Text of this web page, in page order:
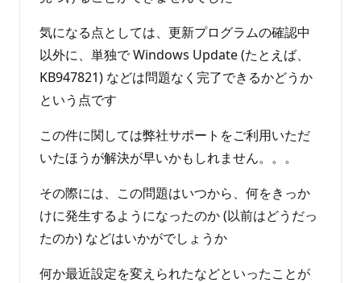
気になる点としては、更新プログラムの確認中
以外に、単独で Windows Update (たとえば、
KB947821) などは問題なく完了できるかどうか
という点です
この件に関しては弊社サポートをご利用いただ
いたほうが解決が早いかもしれません。。。
その際には、この問題はいつから、何をきっか
けに発生するようになったのか (以前はどうだっ
たのか) などはいかがでしょうか
何か最近設定を変えられたなどといったことが